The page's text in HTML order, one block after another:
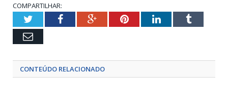
COMPARTILHAR:
TwitterFacebookGoogle+PinterestLinkedInTumblr
Email
CONTEÚDO RELACIONADO